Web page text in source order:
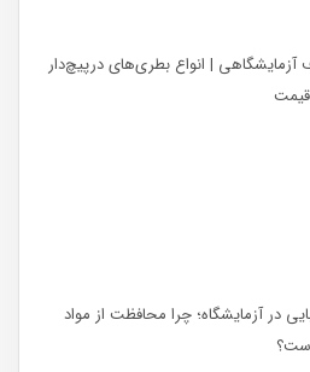
| انواع بطری‌های در‌پیچ‌دار
قیمت
در آزمایشگاه؛ چرا محافظت از مواد